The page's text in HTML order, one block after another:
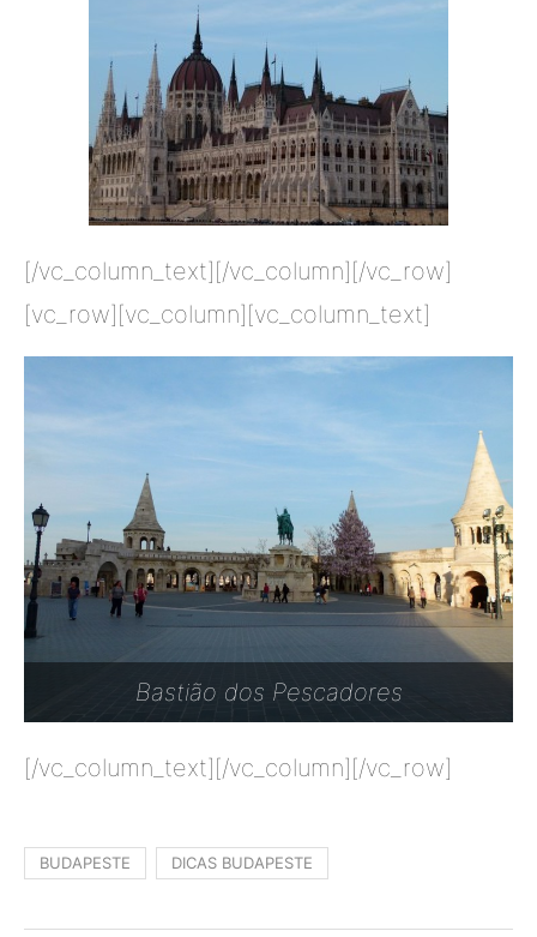
[/vc_column_text][/vc_column][/vc_row]
[vc_row][vc_column][vc_column_text]
Bastião dos Pescadores
[/vc_column_text][/vc_column][/vc_row]
BUDAPESTE DICAS BUDAPESTE